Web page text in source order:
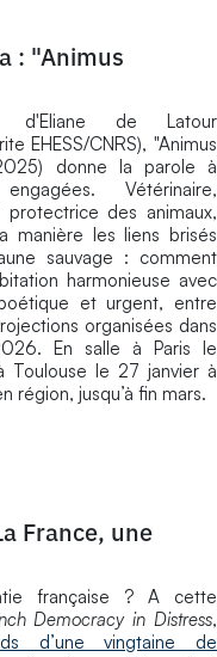
: "Animus
de Latour
EHESS/CNRS), "Animus
donne la parole à
Vétérinaire,
des animaux,
manière les liens brisés
sauvage : comment
harmonieuse avec
et urgent, entre
organisées dans
En salle à Paris le
Toulouse le 27 janvier à
région, jusqu’à fin mars.
France, une
française ? A cette
Democracy in Distress,
d’une vingtaine de